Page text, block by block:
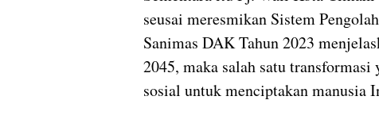
seusai meresmikan Sistem
Sanimas DAK Tahun 2023
2045, maka salah satu
sosial untuk menciptakan manusia